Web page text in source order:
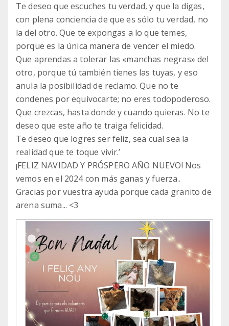
Te deseo que escuches tu verdad, y que la digas,
con plena conciencia de que es sólo tu verdad, no
la del otro. Que te expongas a lo que temes,
porque es la única manera de vencer el miedo.
Que aprendas a tolerar las «manchas negras» del
otro, porque tú también tienes las tuyas, y eso
anula la posibilidad de reclamo. Que no te
condenes por equivocarte; no eres todopoderoso.
Que crezcas, hasta donde y cuando quieras. No te
deseo que este año te traiga felicidad.
Te deseo que logres ser feliz, sea cual sea la
realidad que te toque vivir.’
¡FELIZ NAVIDAD Y PRÓSPERO AÑO NUEVO! Nos
vemos en el 2024 con más ganas y fuerza..
Gracias por vuestra ayuda porque cada granito de
arena suma... <3